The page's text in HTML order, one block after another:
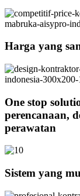
Harga yang
One stop
perencanaan,
perawatan
Sistem yang